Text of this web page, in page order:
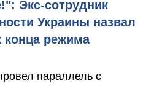
Экс-сотрудник
Украины назвал
конца режима
параллель с